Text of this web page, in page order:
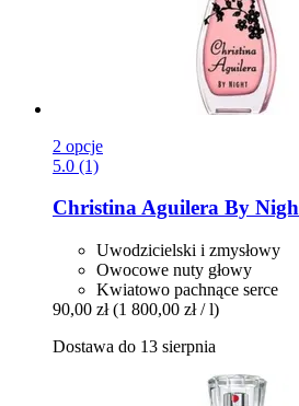
2 opcje
5.0 (1)
Christina Aguilera By
Uwodzicielski i zmysłowy
Owocowe nuty głowy
Kwiatowo pachnące serce
90,00 zł (1 800,00 zł / l)
Dostawa do 13 sierpnia